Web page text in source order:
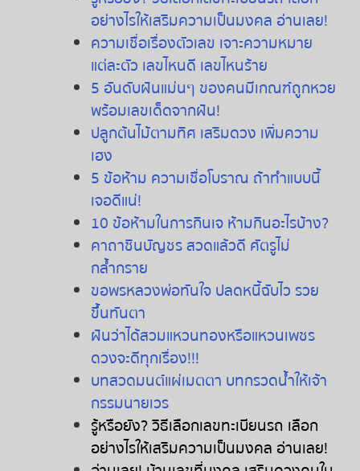
อย่างไรให้เสริมความเป็นมงคล อ่านเลย!
ความเชื่อเรื่องตัวเลข เจาะความหมาย
แต่ละตัว เลขไหนดี เลขไหนร้าย
5 อันดับฝันแม่นๆ ของคนมีเกณฑ์ถูกหวย
พร้อมเลขเด็ดจากฝัน!
ปลูกต้นไม้ตามทิศ เสริมดวง เพิ่มความ
เฮง
5 ข้อห้าม ความเชื่อโบราณ ถ้าทำแบบนี้
เจอดีแน่!
10 ข้อห้ามในการกินเจ ห้ามกินอะไรบ้าง?
คาถาชินบัญชร สวดแล้วดี ศัตรูไม่
กล้ำกราย
ขอพรหลวงพ่อทันใจ ปลดหนี้ฉับไว รวย
ขึ้นทันตา
ฝันว่าได้สวมแหวนทองหรือแหวนเพชร
ดวงจะดีทุกเรื่อง!!!
บทสวดมนต์แผ่เมตตา บทกรวดน้ำให้เจ้า
กรรมนายเวร
รู้หรือยัง?วิธีเลือกเลขทะเบียนรถ เลือก
อย่างไรให้เสริมความเป็นมงคล อ่านเลย!